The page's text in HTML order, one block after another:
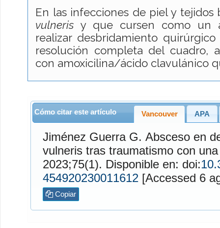
En las infecciones de piel y tejidos
vulneris y que cursen como un
realizar desbridamiento
resolución completa del cuadro,
con amoxicilina/ácido clavulánico
Cómo citar este artículo Vancouver APA
Jiménez GuerraG. Absceso en dedo por Escherichia
vulneris tras traumatismo con
2023;75(1). Disponible en: doi:
454920230011612
Copiar